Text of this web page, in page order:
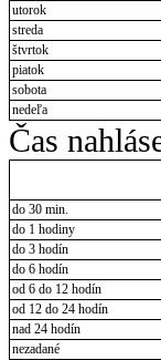
utorok
streda
štvrtok
piatok
sobota
nedeľa
Čas
do 30 min.
do 1 hodiny
do 3 hodín
do 6 hodín
od 6 do 12 hodín
od 12 do 24 hodín
nad 24 hodín
nezadané